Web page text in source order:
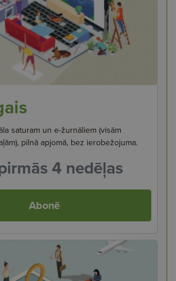
saturam un e-žurnāliem (visām
pilnā apjomā, bez ierobežojuma.
4 nedēļas
Abonē